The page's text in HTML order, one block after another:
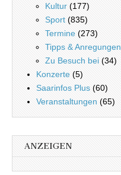
Kultur (177)
Sport (835)
Termine (273)
Tipps & Anregungen
Zu Besuch bei (34)
Konzerte (5)
Saarinfos Plus (60)
Veranstaltungen (65)
ANZEIGEN